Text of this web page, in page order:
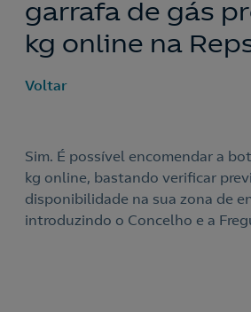
Nós ligamos!
garrafa de gás
kg online na
Voltar
Sim. É possível encomendar a
kg online, bastando verificar
disponibilidade na sua zona de
introduzindo o Concelho e a